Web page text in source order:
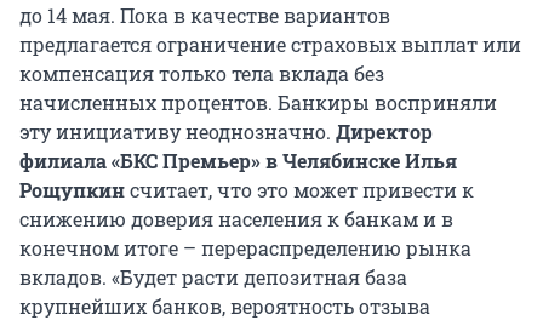
до 14 мая. Пока в качестве вариантов
предлагается ограничение страховых выплат или
компенсация только тела вклада без
начисленных процентов. Банкиры восприняли
эту инициативу неоднозначно. Директор
филиала «БКС Премьер» в Челябинске Илья
Рощупкинсчитает, что это может привести к
снижению доверия населения к банкам и в
конечном итоге – перераспределению рынка
вкладов. «Будет расти депозитная база
крупнейших банков, вероятность отзыва